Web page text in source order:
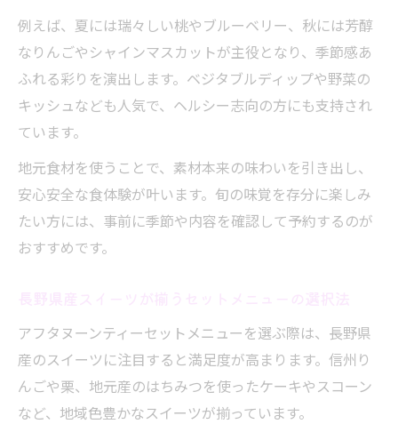
例えば、夏には瑞々しい桃やブルーベリー、秋には芳醇
なりんごやシャインマスカットが主役となり、季節感あ
ふれる彩りを演出します。ベジタブルディップや野菜の
キッシュなども人気で、ヘルシー志向の方にも支持され
ています。
地元食材を使うことで、素材本来の味わいを引き出し、
安心安全な食体験が叶います。旬の味覚を存分に楽しみ
たい方には、事前に季節や内容を確認して予約するのが
おすすめです。
アフタヌーンティーセットメニューを選ぶ際は、長野県
産のスイーツに注目すると満足度が高まります。信州り
んごや栗、地元産のはちみつを使ったケーキやスコーン
など、地域色豊かなスイーツが揃っています。